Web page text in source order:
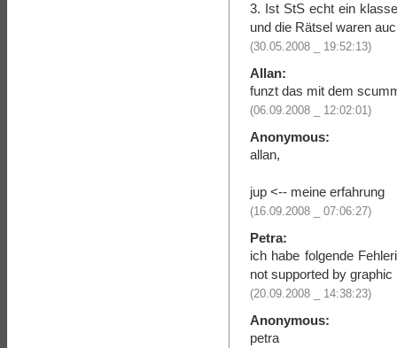
3. Ist StS echt ein
und die Rätsel waren
(30.05.2008 _ 19:52:13)
Allan:
funzt das mit dem
(06.09.2008 _ 12:02:01)
Anonymous:
allan,
jup <-- meine erfahrung
(16.09.2008 _ 07:06:27)
Petra:
ich habe folgende
not supported by graphic
(20.09.2008 _ 14:38:23)
Anonymous:
petra